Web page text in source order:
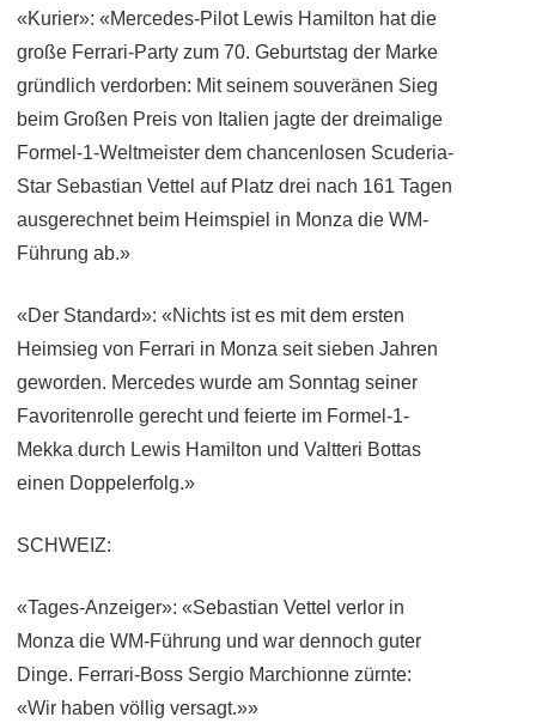
«Kurier»: «Mercedes-Pilot Lewis Hamilton hat die
große Ferrari-Party zum 70. Geburtstag der Marke
gründlich verdorben: Mit seinem souveränen Sieg
beim Großen Preis von Italien jagte der dreimalige
Formel-1-Weltmeister dem chancenlosen Scuderia-
Star Sebastian Vettel auf Platz drei nach 161 Tagen
ausgerechnet beim Heimspiel in Monza die WM-
Führung ab.»
«Der Standard»: «Nichts ist es mit dem ersten
Heimsieg von Ferrari in Monza seit sieben Jahren
geworden. Mercedes wurde am Sonntag seiner
Favoritenrolle gerecht und feierte im Formel-1-
Mekka durch Lewis Hamilton und Valtteri Bottas
einen Doppelerfolg.»
SCHWEIZ:
«Tages-Anzeiger»: «Sebastian Vettel verlor in
Monza die WM-Führung und war dennoch guter
Dinge. Ferrari-Boss Sergio Marchionne zürnte:
«Wir haben völlig versagt.»»